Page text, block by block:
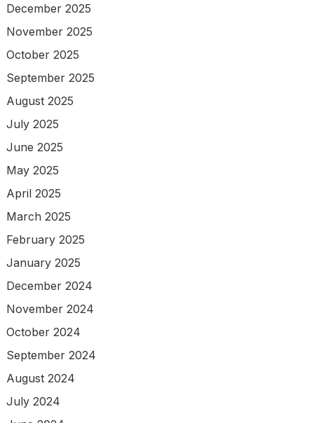
December 2025
November 2025
October 2025
September 2025
August 2025
July 2025
June 2025
May 2025
April 2025
March 2025
February 2025
January 2025
December 2024
November 2024
October 2024
September 2024
August 2024
July 2024